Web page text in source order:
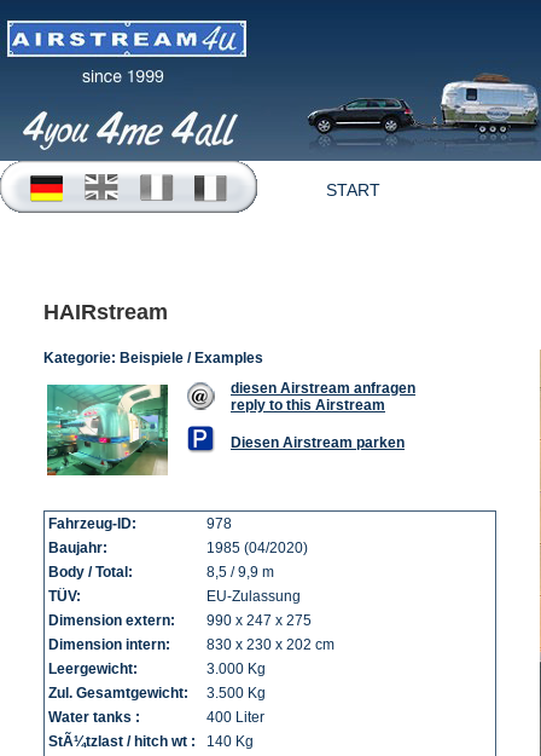
START
HAIRstream
Kategorie: Beispiele / Examples
diesen Airstream anfragen
reply to this Airstream
Diesen Airstream parken
Fahrzeug-ID:
978
Baujahr:
1985 (04/2020)
Body / Total:
8,5 / 9,9 m
TÜV:
EU-Zulassung
Dimension extern:
990 x 247 x 275
Dimension intern:
830 x 230 x 202 cm
Leergewicht:
3.000 Kg
Zul. Gesamtgewicht:
3.500 Kg
Water tanks :
400 Liter
StÃ¼tzlast / hitch wt :
140 Kg